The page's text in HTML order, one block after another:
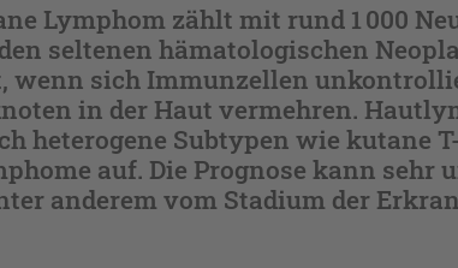
Lymphom zählt mit rund 1 000
seltenen hämatologischen
wenn sich Immunzellen
in der Haut vermehren.
heterogene Subtypen wie kutane
auf. Die Prognose kann sehr
anderem vom Stadium der